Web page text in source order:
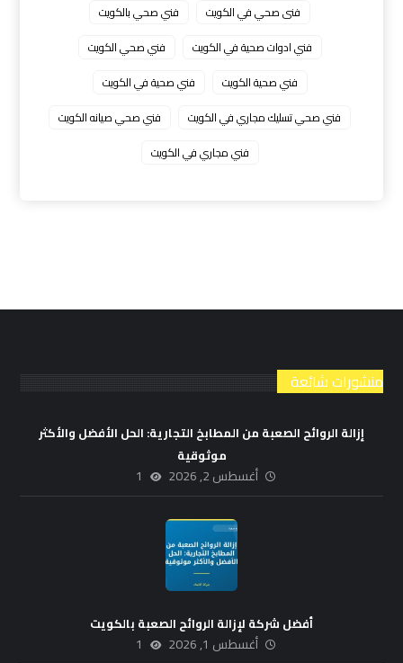
فنى صحي في الكويت
فني صحي بالكويت
فني ادوات صحية في الكويت
فني صحي الكويت
فني صحية الكويت
فني صحية في الكويت
فني صحي تسليك مجاري في الكويت
فني صحي صيانه الكويت
فني مجاري في الكويت
منشورات شائعة
إزالة الروائح الصعبة من المطابخ التجارية: الحل الأفضل والأكثر
موثوقية
أغسطس 2, 2026 1
أفضل شركة لإزالة الروائح الصعبة بالكويت
أغسطس 1, 2026 1